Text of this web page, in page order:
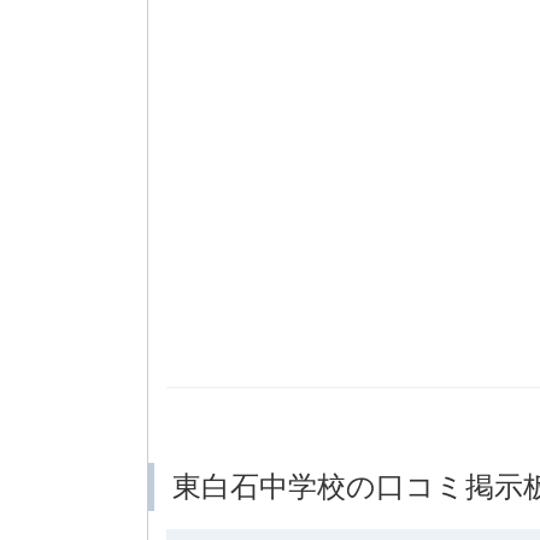
東白石中学校の口コミ掲示